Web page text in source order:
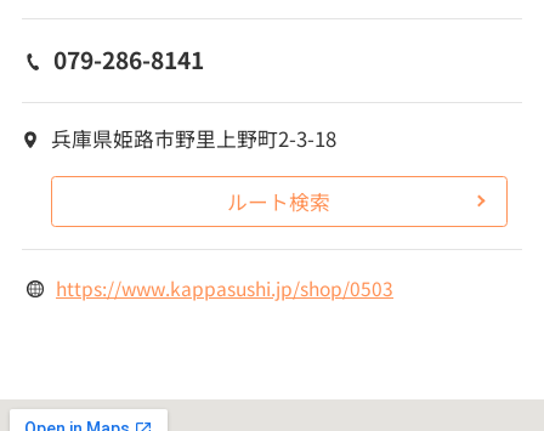
079-286-8141
兵庫県姫路市野里上野町2-3-18
ルート検索
https://www.kappasushi.jp/shop/0503